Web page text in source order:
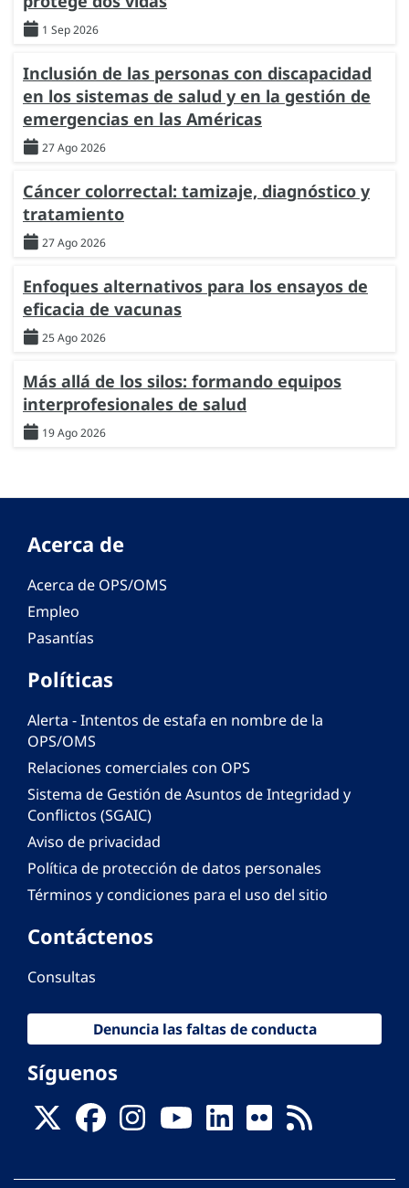
1 Sep 2026
Inclusión de las personas con discapacidad
en los sistemas de salud y en la gestión de
emergencias en las Américas
27 Ago 2026
Cáncer colorrectal: tamizaje, diagnóstico y
tratamiento
27 Ago 2026
Enfoques alternativos para los ensayos de
eficacia de vacunas
25 Ago 2026
Más allá de los silos: formando equipos
interprofesionales de salud
19 Ago 2026
Acerca de
Acerca de OPS/OMS
Empleo
Pasantías
Políticas
Alerta - Intentos de estafa en nombre de la
OPS/OMS
Relaciones comerciales con OPS
Sistema de Gestión de Asuntos de Integridad y
Conflictos (SGAIC)
Aviso de privacidad
Política de protección de datos personales
Términos y condiciones para el uso del sitio
Contáctenos
Consultas
Denuncia las faltas de conducta
Síguenos